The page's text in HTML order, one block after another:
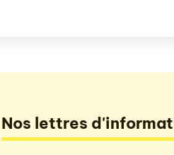
Nos lettres